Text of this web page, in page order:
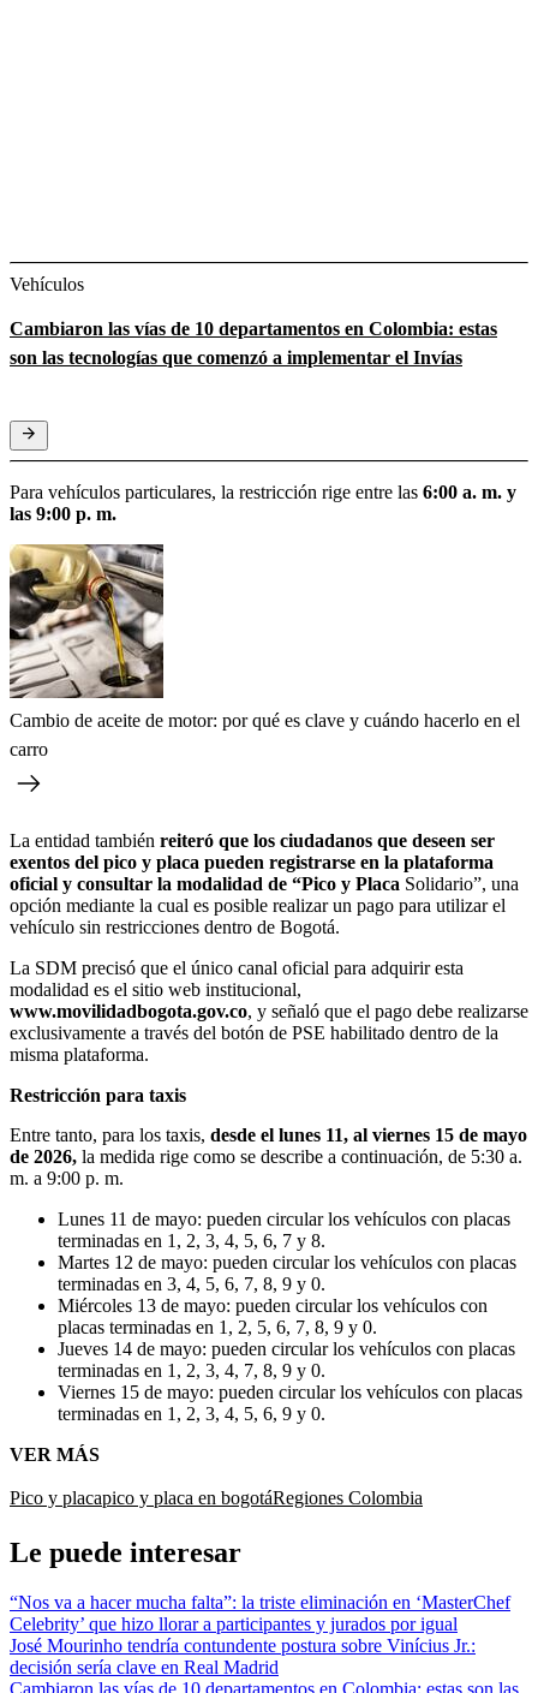
Vehículos
Cambiaron las vías de 10 departamentos en Colombia: estas
son las tecnologías que comenzó a implementar el Invías
Para vehículos particulares, la restricción rige entre las 6:00 a. m. y
las 9:00 p. m.
Cambio de aceite de motor: por qué es clave y cuándo hacerlo en el
carro
La entidad también reiteró que los ciudadanos que deseen ser
exentos del pico y placa pueden registrarse en la plataforma
oficial y consultar la modalidad de “Pico y Placa Solidario”, una
opción mediante la cual es posible realizar un pago para utilizar el
vehículo sin restricciones dentro de Bogotá.
La SDM precisó que el único canal oficial para adquirir esta
modalidad es el sitio web institucional,
www.movilidadbogota.gov.co, y señaló que el pago debe realizarse
exclusivamente a través del botón de PSE habilitado dentro de la
misma plataforma.
Restricción para taxis
Entre tanto, para los taxis, desde el lunes 11, al viernes 15 de mayo
de 2026, la medida rige como se describe a continuación, de 5:30 a.
m. a 9:00 p. m.
Lunes 11 de mayo: pueden circular los vehículos con placas
terminadas en 1, 2, 3, 4, 5, 6, 7 y 8.
Martes 12 de mayo: pueden circular los vehículos con placas
terminadas en 3, 4, 5, 6, 7, 8, 9 y 0.
Miércoles 13 de mayo: pueden circular los vehículos con
placas terminadas en 1, 2, 5, 6, 7, 8, 9 y 0.
Jueves 14 de mayo: pueden circular los vehículos con placas
terminadas en 1, 2, 3, 4, 7, 8, 9 y 0.
Viernes 15 de mayo: pueden circular los vehículos con placas
terminadas en 1, 2, 3, 4, 5, 6, 9 y 0.
VER MÁS
Pico y placapico y placa en bogotáRegiones Colombia
Le puede interesar
“Nos va a hacer mucha falta”: la triste eliminación en ‘MasterChef
Celebrity’ que hizo llorar a participantes y jurados por igual
José Mourinho tendría contundente postura sobre Vinícius Jr.:
decisión sería clave en Real Madrid